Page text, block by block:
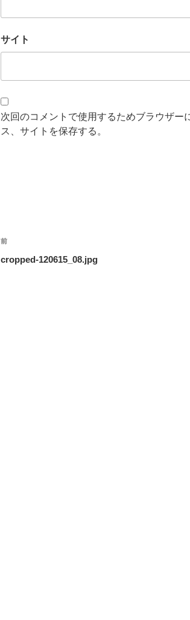
サイト
次回のコメントで使用するためブラウザー
ス、サイトを保存する。
投
稿
過
去
前
cropped-120615_08.jpg